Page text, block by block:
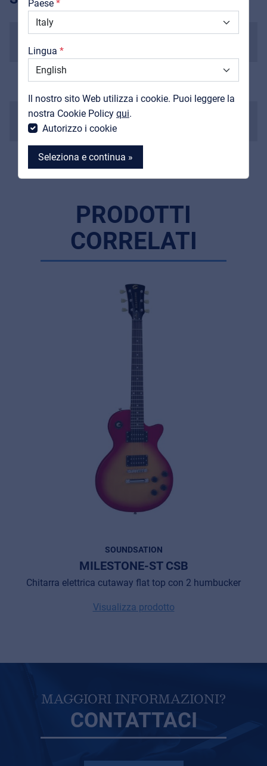
Paese
Lingua
Il nostro sito Web utilizza i cookie. Puoi leggere la
nostra Cookie Policy qui.
Autorizzo i cookie
Seleziona e continua »
Downloads
Cataloghi
Support
MyFrenex
© 2026 Frenexport SpA
Cookie information
Scala
628 mm
Radius
Nut
43 mm
PRODOTTI
CORRELATI
SOUNDSATION
MILESTONE-ST CSB
Chitarra elettrica cutaway flat top con 2 humbucker
Visualizza prodotto
MAGGIORI INFORMAZIONI?
CONTATTACI